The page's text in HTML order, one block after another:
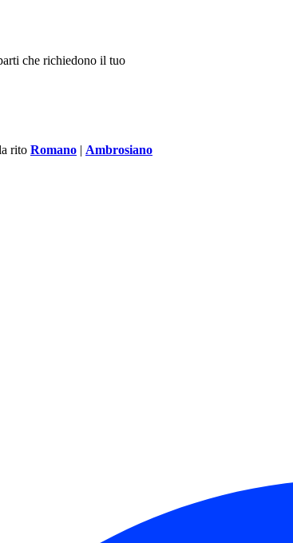
che richiedono il tuo
rito Romano | Ambrosiano